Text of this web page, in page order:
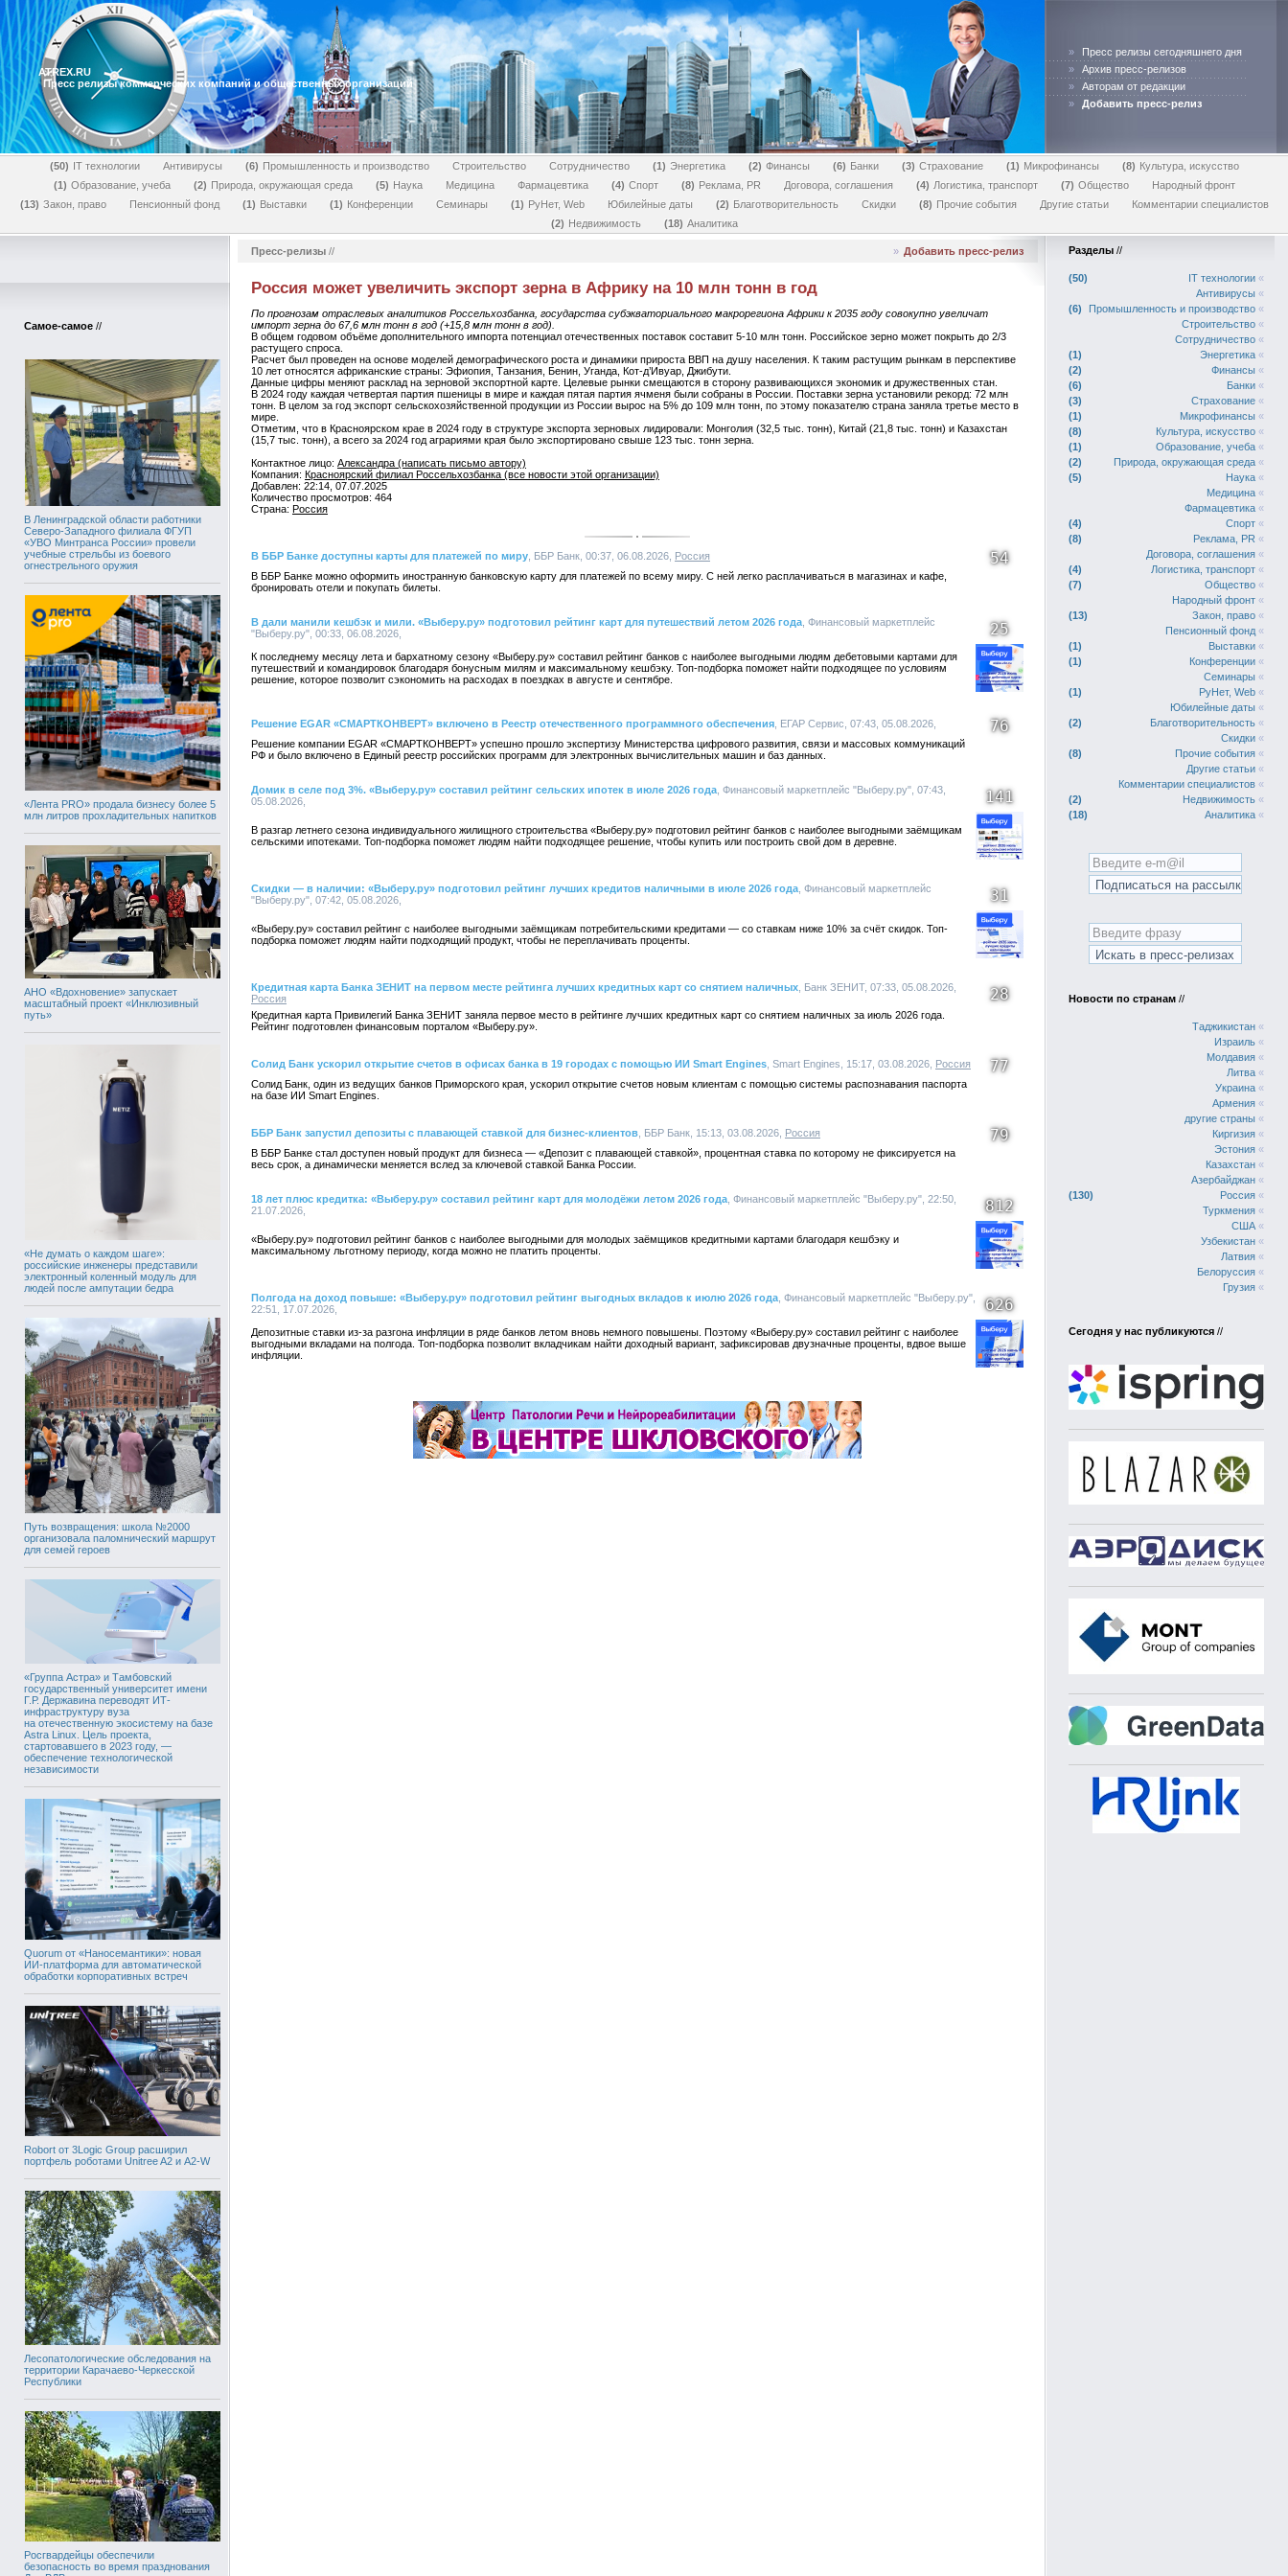
ATREX.RU
Пресс релизы коммерческих компаний и общественных организаций
»
Пресс релизы сегодняшнего дня
»
Архив пресс-релизов
»
Авторам от редакции
»
Добавить пресс-релиз
50 IT технологии Антивирусы 6 Промышленность и производство Строительство Сотрудничество 1 Энергетика 2 Финансы 6 Банки 3 Страхование 1 Микрофинансы 8
Культура, искусство
1
Образование, учеба 2 Природа, окружающая среда 5 Наука Медицина Фармацевтика 4 Спорт 8 Реклама, PR Договора, соглашения 4 Логистика, транспорт 7 Общество
Народный фронт
13
Закон, право Пенсионный фонд 1 Выставки 1 Конференции Семинары 1 РуНет, Web Юбилейные даты 2 Благотворительность Скидки 8 Прочие события Другие статьи
Комментарии специалистов
2
Недвижимость 18 Аналитика
Самое-самое //
В Ленинградской области работники
Северо-Западного филиала ФГУП
«УВО Минтранса России» провели
учебные стрельбы из боевого
огнестрельного оружия
«Лента PRO» продала бизнесу более 5
млн литров прохладительных напитков
АНО «Вдохновение» запускает
масштабный проект «Инклюзивный
путь»
«Не думать о каждом шаге»:
российские инженеры представили
электронный коленный модуль для
людей после ампутации бедра
Путь возвращения: школа №2000
организовала паломнический маршрут
для семей героев
«Группа Астра» и Тамбовский
государственный университет имени
Г.Р. Державина переводят ИТ-
инфраструктуру вуза
на отечественную экосистему на базе
Astra Linux. Цель проекта,
стартовавшего в 2023 году, —
обеспечение технологической
независимости
Quorum от «Наносемантики»: новая
ИИ-платформа для автоматической
обработки корпоративных встреч
Robort от 3Logic Group расширил
портфель роботами Unitree A2 и A2-W
Лесопатологические обследования на
территории Карачаево-Черкесской
Республики
Росгвардейцы обеспечили
безопасность во время празднования
Пресс-релизы // » Добавить пресс-релиз
Россия может увеличить экспорт зерна в Африку на 10 млн тонн в год
По прогнозам отраслевых аналитиков Россельхозбанка, государства субэкваториального макрорегиона Африки к 2035 году совокупно увеличат
импорт зерна до 67,6 млн тонн в год (+15,8 млн тонн в год).
В общем годовом объёме дополнительного импорта потенциал отечественных поставок составит 5-10 млн тонн. Российское зерно может покрыть до 2/3
растущего спроса.
Расчет был проведен на основе моделей демографического роста и динамики прироста ВВП на душу населения. К таким растущим рынкам в перспективе
10 лет относятся африканские страны: Эфиопия, Танзания, Бенин, Уганда, Кот-д’Ивуар, Джибути.
Данные цифры меняют расклад на зерновой экспортной карте. Целевые рынки смещаются в сторону развивающихся экономик и дружественных стан.
В 2024 году каждая четвертая партия пшеницы в мире и каждая пятая партия ячменя были собраны в России. Поставки зерна установили рекорд: 72 млн
тонн. В целом за год экспорт сельскохозяйственной продукции из России вырос на 5% до 109 млн тонн, по этому показателю страна заняла третье место в
мире.
Отметим, что в Красноярском крае в 2024 году в структуре экспорта зерновых лидировали: Монголия (32,5 тыс. тонн), Китай (21,8 тыс. тонн) и Казахстан
(15,7 тыс. тонн), а всего за 2024 год аграриями края было экспортировано свыше 123 тыс. тонн зерна.
Контактное лицо: Александра (написать письмо автору)
Компания: Красноярский филиал Россельхозбанка (все новости этой организации)
Добавлен: 22:14, 07.07.2025
Количество просмотров: 464
Страна: Россия
В ББР Банке доступны карты для платежей по миру , ББР Банк, 00:37, 06.08.2026, Россия 54
В ББР Банке можно оформить иностранную банковскую карту для платежей по всему миру. С ней легко расплачиваться в магазинах и кафе,
бронировать отели и покупать билеты.
В дали манили кешбэк и мили. «Выберу.ру» подготовил рейтинг карт для путешествий летом 2026 года , Финансовый маркетплейс
"Выберу.ру", 00:33, 06.08.2026,
25
К последнему месяцу лета и бархатному сезону «Выберу.ру» составил рейтинг банков с наиболее выгодными людям дебетовыми картами для
путешествий и командировок благодаря бонусным милям и максимальному кешбэку. Топ-подборка поможет найти подходящее по условиям
решение, которое позволит сэкономить на расходах в поездках в августе и сентябре.
Решение EGAR «СМАРТКОНВЕРТ» включено в Реестр отечественного программного обеспечения , ЕГАР Сервис, 07:43, 05.08.2026, 76
Решение компании EGAR «СМАРТКОНВЕРТ» успешно прошло экспертизу Министерства цифрового развития, связи и массовых коммуникаций
РФ и было включено в Единый реестр российских программ для электронных вычислительных машин и баз данных.
Домик в селе под 3%. «Выберу.ру» составил рейтинг сельских ипотек в июле 2026 года , Финансовый маркетплейс "Выберу.ру", 07:43,
05.08.2026,
141
В разгар летнего сезона индивидуального жилищного строительства «Выберу.ру» подготовил рейтинг банков с наиболее выгодными заёмщикам
сельскими ипотеками. Топ-подборка поможет людям найти подходящее решение, чтобы купить или построить свой дом в деревне.
Скидки — в наличии: «Выберу.ру» подготовил рейтинг лучших кредитов наличными в июле 2026 года , Финансовый маркетплейс
"Выберу.ру", 07:42, 05.08.2026,
31
«Выберу.ру» составил рейтинг с наиболее выгодными заёмщикам потребительскими кредитами — со ставкам ниже 10% за счёт скидок. Топ-
подборка поможет людям найти подходящий продукт, чтобы не переплачивать проценты.
Кредитная карта Банка ЗЕНИТ на первом месте рейтинга лучших кредитных карт со снятием наличных , Банк ЗЕНИТ, 07:33, 05.08.2026,
Россия
28
Кредитная карта Привилегий Банка ЗЕНИТ заняла первое место в рейтинге лучших кредитных карт со снятием наличных за июль 2026 года.
Рейтинг подготовлен финансовым порталом «Выберу.ру».
Солид Банк ускорил открытие счетов в офисах банка в 19 городах с помощью ИИ Smart Engines , Smart Engines, 15:17, 03.08.2026, Россия 77
Солид Банк, один из ведущих банков Приморского края, ускорил открытие счетов новым клиентам с помощью системы распознавания паспорта
на базе ИИ Smart Engines.
ББР Банк запустил депозиты с плавающей ставкой для бизнес-клиентов , ББР Банк, 15:13, 03.08.2026, Россия 79
В ББР Банке стал доступен новый продукт для бизнеса — «Депозит с плавающей ставкой», процентная ставка по которому не фиксируется на
весь срок, а динамически меняется вслед за ключевой ставкой Банка России.
18 лет плюс кредитка: «Выберу.ру» составил рейтинг карт для молодёжи летом 2026 года , Финансовый маркетплейс "Выберу.ру", 22:50,
21.07.2026,
812
«Выберу.ру» подготовил рейтинг банков с наиболее выгодными для молодых заёмщиков кредитными картами благодаря кешбэку и
максимальному льготному периоду, когда можно не платить проценты.
Полгода на доход повыше: «Выберу.ру» подготовил рейтинг выгодных вкладов к июлю 2026 года , Финансовый маркетплейс "Выберу.ру",
22:51, 17.07.2026,
626
Депозитные ставки из-за разгона инфляции в ряде банков летом вновь немного повышены. Поэтому «Выберу.ру» составил рейтинг с наиболее
выгодными вкладами на полгода. Топ-подборка позволит вкладчикам найти доходный вариант, зафиксировав двузначные проценты, вдвое выше
инфляции.
Разделы //
50 IT технологии «
Антивирусы «
6
Промышленность и производство «
Строительство «
Сотрудничество «
1
Энергетика «
2
Финансы «
6
Банки «
3
Страхование «
1
Микрофинансы «
8
Культура, искусство «
1
Образование, учеба «
2
Природа, окружающая среда «
5
Наука «
Медицина «
Фармацевтика «
4
Спорт «
8
Реклама, PR «
Договора, соглашения «
4
Логистика, транспорт «
7
Общество «
Народный фронт «
13
Закон, право «
Пенсионный фонд «
1
Выставки «
1
Конференции «
Семинары «
1
РуНет, Web «
Юбилейные даты «
2
Благотворительность «
Скидки «
8
Прочие события «
Другие статьи «
Комментарии специалистов «
2
Недвижимость «
18
Аналитика «
Новости по странам //
Таджикистан «
Израиль «
Молдавия «
Литва «
Украина «
Армения «
другие страны «
Киргизия «
Эстония «
Казахстан «
Азербайджан «
130
Россия «
Туркмения «
США «
Узбекистан «
Латвия «
Белоруссия «
Грузия «
Сегодня у нас публикуются //